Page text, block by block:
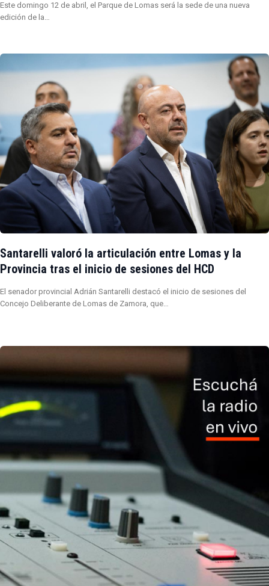
Este domingo 12 de abril, el Parque de Lomas será la sede de una nueva
edición de la…
Santarelli valoró la articulación entre Lomas y la
Provincia tras el inicio de sesiones del HCD
El senador provincial Adrián Santarelli destacó el inicio de sesiones del
Concejo Deliberante de Lomas de Zamora, que…